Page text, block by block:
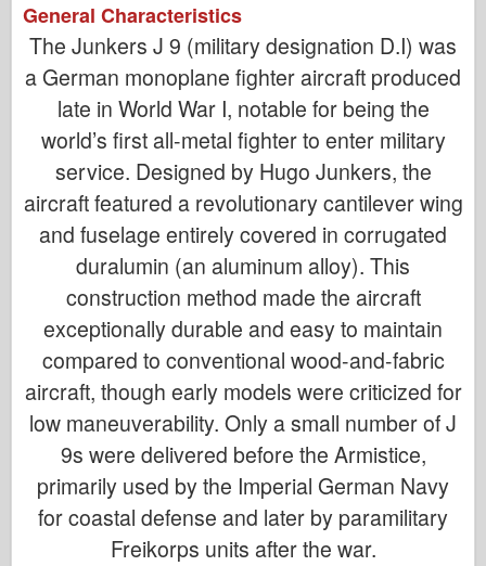
General Characteristics
The Junkers J 9 (military designation D.I) was
a German monoplane fighter aircraft produced
late in World War I, notable for being the
world’s first all-metal fighter to enter military
service. Designed by Hugo Junkers, the
aircraft featured a revolutionary cantilever wing
and fuselage entirely covered in corrugated
duralumin (an aluminum alloy). This
construction method made the aircraft
exceptionally durable and easy to maintain
compared to conventional wood-and-fabric
aircraft, though early models were criticized for
low maneuverability. Only a small number of J
9s were delivered before the Armistice,
primarily used by the Imperial German Navy
for coastal defense and later by paramilitary
Freikorps units after the war.